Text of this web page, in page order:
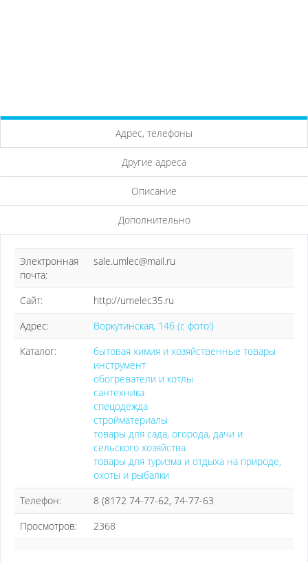
Адрес, телефоны
Другие адреса
Описание
Дополнительно
Электронная
почта:
sale.umlec@mail.ru
Сайт:
http://umelec35.ru
Адрес:
Воркутинская, 14б (с фото!)
Каталог:
бытовая химия и хозяйственные товары
инструмент
обогреватели и котлы
сантехника
спецодежда
стройматериалы
товары для сада, огорода, дачи и
сельского хозяйства
товары для туризма и отдыха на природе,
охоты и рыбалки
Телефон:
8 (8172 74-77-62, 74-77-63
Просмотров:
2368